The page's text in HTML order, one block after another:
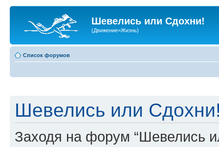
Шевелись или Сдохни!
(Движение=Жизнь)
Список форумов
Шевелись или
Заходя на форум “Шевелись